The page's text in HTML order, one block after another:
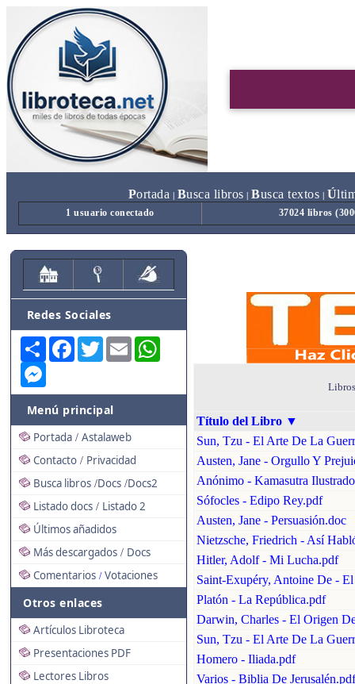
Portada Busca libros Busca textos Ú
1 usuario conectado 37024 libros
Redes Sociales
Share FacebookTwitterEmail
Menú principal
Portada / Astalaweb
Contacto / Privacidad
Busca libros /Docs /Docs2
Listado docs / Listado 2
Últimos añadidos
Más descargados / Docs
Comentarios / Votaciones
Otros enlaces
Artículos Libroteca
Presentaciones PDF
Lectores Libros
Título del Libro ▼
Sun, Tzu - El Arte De La
Austen, Jane - Orgullo Y
Anónimo - Kamasutra
Sófocles - Edipo Rey.pdf
Austen, Jane - Persuasión.doc
Nietzsche, Friedrich - Así
Hitler, Adolf - Mi Lucha.pdf
Saint-Exupéry, Antoine De -
Platón - La República.pdf
Darwin, Charles - El Origen
Sun, Tzu - El Arte De La
Homero - Iliada.pdf
Varios - Biblia De Jerusalén.pdf